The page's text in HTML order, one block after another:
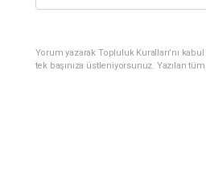
Yorum yazarak Topluluk Kuralları’nı
tek başınıza üstleniyorsunuz. Yazılan